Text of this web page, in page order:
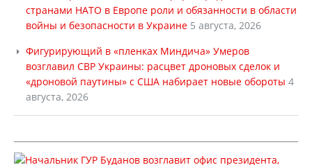
странами НАТО в Европе роли и обязанности в области
войны и безопасности в Украине 5 августа, 2026
Фигурирующий в «пленках Миндича» Умеров
возглавил СВР Украины: расцвет дроновых сделок и
«дроновой паутины» с США набирает новые обороты 4
августа, 2026